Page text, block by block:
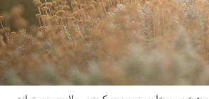
که عکاسان حیات وحش بکار می برند. زمانی که
یک پس زمینه ی کاملا مات یا تار (Blur) و یک دست داریم به اصطلاح می
است.